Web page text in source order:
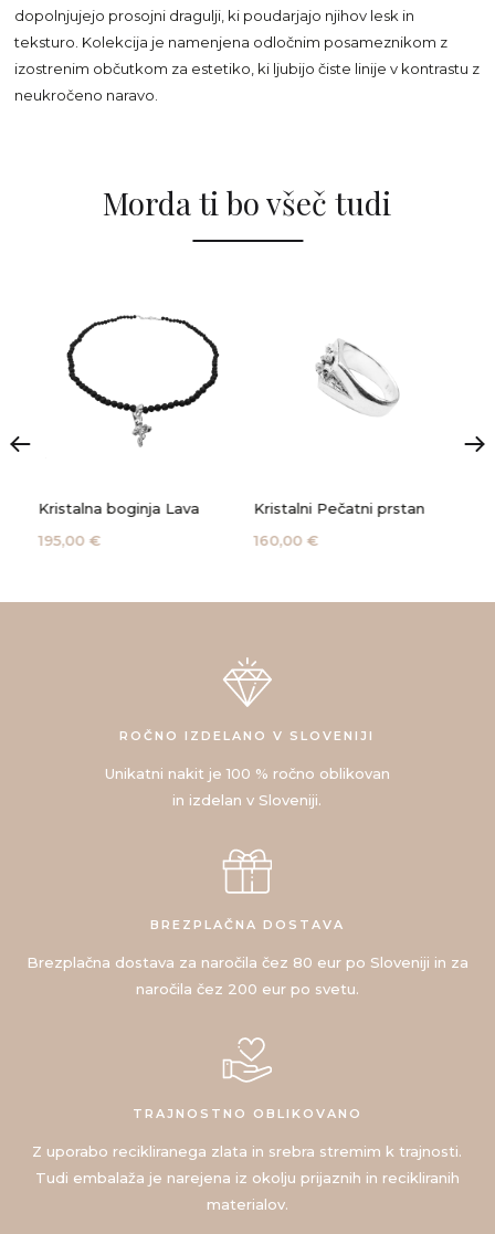
dopolnjujejo prosojni dragulji, ki poudarjajo njihov lesk in
teksturo. Kolekcija je namenjena odločnim posameznikom z
izostrenim občutkom za estetiko, ki ljubijo čiste linije v kontrastu z
neukročeno naravo.
Morda ti bo všeč tudi
Kristalna boginja Lava
195,00 €
Kristalni Pečatni prstan
160,00 €
ROČNO IZDELANO V SLOVENIJI
Unikatni nakit je 100 % ročno oblikovan
in izdelan v Sloveniji.
BREZPLAČNA DOSTAVA
Brezplačna dostava za naročila čez 80 eur po Sloveniji in za
naročila čez 200 eur po svetu.
TRAJNOSTNO OBLIKOVANO
Z uporabo recikliranega zlata in srebra stremim k trajnosti.
Tudi embalaža je narejena iz okolju prijaznih in recikliranih
materialov.